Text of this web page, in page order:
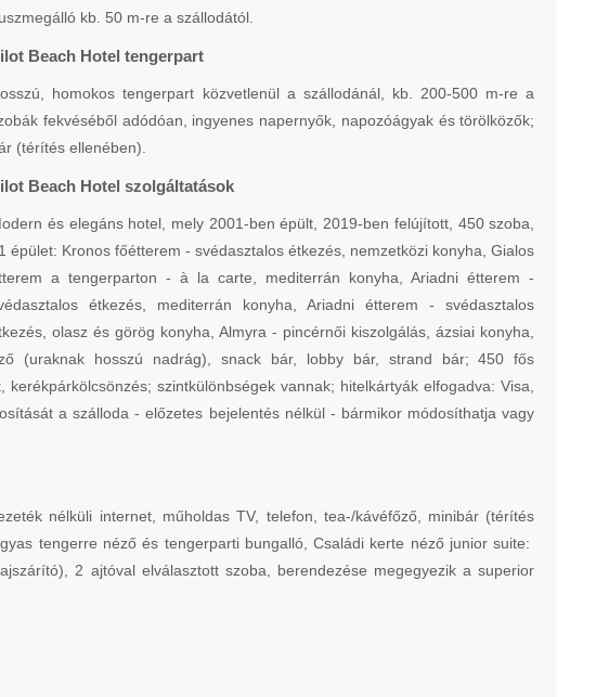
kb. 50 m-re a szállodától.
Beach Hotel tengerpart
homokos tengerpart közvetlenül a szállodánál, kb. 200-500 m-re a
fekvéséből adódóan, ingyenes napernyők, napozóágyak és törölközők;
(térítés ellenében).
Beach Hotel szolgáltatások
és elegáns hotel, mely 2001-ben épült, 2019-ben felújított, 450 szoba,
épület: Kronos főétterem - svédasztalos étkezés, nemzetközi konyha, Gialos
a tengerparton - à la carte, mediterrán konyha, Ariadni étterem -
étkezés, mediterrán konyha, Ariadni étterem - svédasztalos
olasz és görög konyha, Almyra - pincérnői kiszolgálás, ázsiai konyha,
(uraknak hosszú nadrág), snack bár, lobby bár, strand bár; 450 fős
szintkülönbségek vannak; hitelkártyák elfogadva: Visa,
a szálloda - előzetes bejelentés nélkül - bármikor módosíthatja vagy
nélküli internet, műholdas TV, telefon, tea-/kávéfőző, minibár (térítés
tengerre néző és tengerparti bungalló, Családi kerte néző junior suite:
2 ajtóval elválasztott szoba, berendezése megegyezik a superior